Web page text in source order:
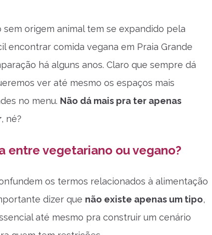
sem origem animal tem se expandido pela
encontrar comida vegana em Praia Grande
há alguns anos. Claro que sempre dá
ver até mesmo os espaços mais
no menu. Não dá mais pra ter apenas
, né?
entre vegetariano ou vegano?
os termos relacionados à alimentação
dizer que não existe apenas um tipo,
até mesmo pra construir um cenário